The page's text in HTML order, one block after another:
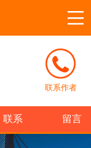
联系作者
联系 留言